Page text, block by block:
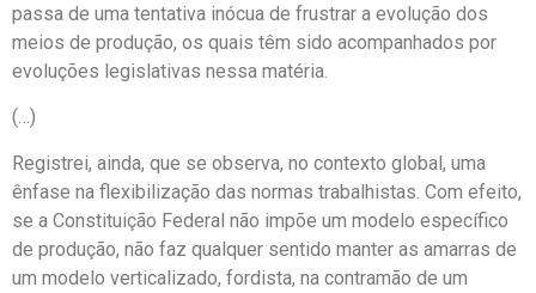
passa de uma tentativa inócua de frustrar a evolução dos
meios de produção, os quais têm sido acompanhados por
evoluções legislativas nessa matéria.
(…)
Registrei, ainda, que se observa, no contexto global, uma
ênfase na flexibilização das normas trabalhistas. Com efeito,
se a Constituição Federal não impõe um modelo específico
de produção, não faz qualquer sentido manter as amarras de
um modelo verticalizado, fordista, na contramão de um